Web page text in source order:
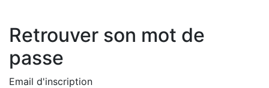
Retrouver son mot de
passe
Email d'inscription